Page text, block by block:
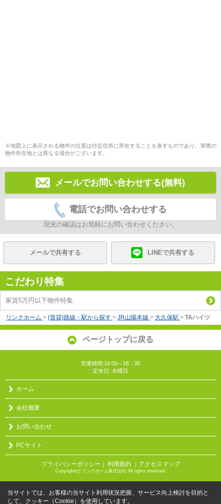
※地図上に表示される物件の位置は付近住所に所在することを表すものであり、実際の
物件所在地とは異なる場合がございます。
メールでお問い合わせする(無料)
電話でお問い合わせする
現況の確認はお気軽にお問い合わせください。
メールで共有する LINEで共有する
こだわり特集
家賃5万円以下物件特集
リンクホーム > (賃貸)路線・駅から探す > JR山陽本線 > 大久保駅 > TAハイツ
ページトップに戻る
営業時間:10:00～18：30
定休日: 水曜日
ホーム
会社概要
お問い合わせ
PCサイト
プライバシーポリシー 利用規約 ｜アクセスマップ
Copyright(c) リンクホーム株式会社 All rights reserved.
当サイトでは、お客様の当サイト利用状況把握、サービス向上検討を目的と
して、クッキー（Cookie）を使用しています。